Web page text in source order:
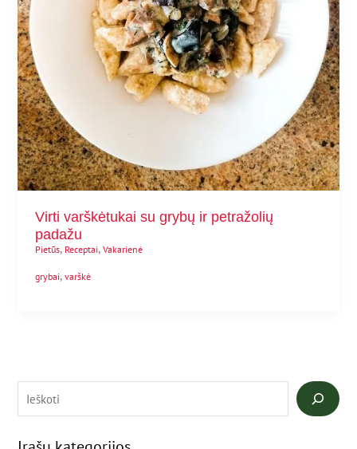
Virti varškėtukai su grybų ir petražolių
padažu
Pietūs, Receptai,Vakarienė
grybai,varškė